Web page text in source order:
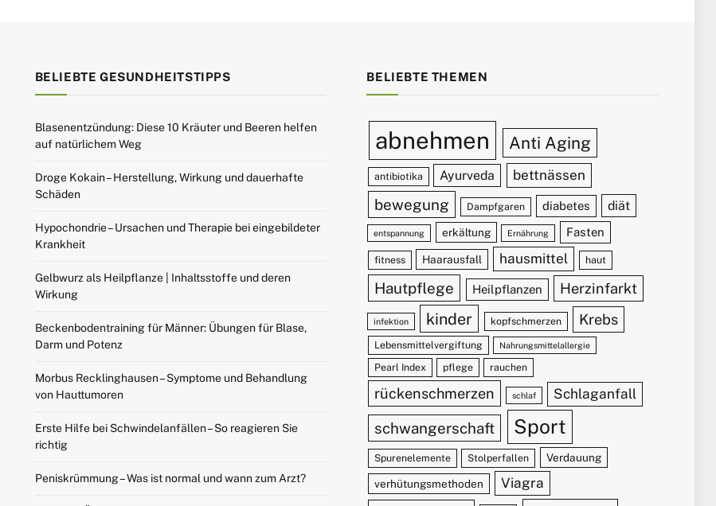
BELIEBTE GESUNDHEITSTIPPS
Blasenentzündung: Diese 10 Kräuter und Beeren helfen
auf natürlichem Weg
Droge Kokain – Herstellung, Wirkung und dauerhafte
Schäden
Hypochondrie – Ursachen und Therapie bei eingebildeter
Krankheit
Gelbwurz als Heilpflanze | Inhaltsstoffe und deren
Wirkung
Beckenbodentraining für Männer: Übungen für Blase,
Darm und Potenz
Morbus Recklinghausen – Symptome und Behandlung
von Hauttumoren
Erste Hilfe bei Schwindelanfällen – So reagieren Sie
richtig
Peniskrümmung – Was ist normal und wann zum Arzt?
BELIEBTE THEMEN
abnehmen Anti Aging
antibiotika Ayurveda bettnässen
bewegung Dampfgaren diabetes diät
entspannung erkältung Ernährung Fasten
fitness Haarausfall hausmittel haut
Hautpflege Heilpflanzen Herzinfarkt
infektion kinder kopfschmerzen Krebs
Lebensmittelvergiftung Nahrungsmittelallergie
Pearl Index pflege rauchen
rückenschmerzen schlaf Schlaganfall
schwangerschaft Sport
Spurenelemente Stolperfallen Verdauung
verhütungsmethoden Viagra